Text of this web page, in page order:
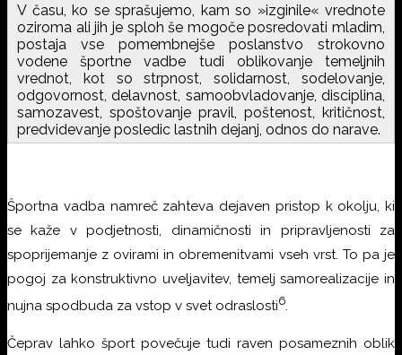
V času, ko se sprašujemo, kam so »izginile« vrednote
oziroma ali jih je sploh še mogoče posredovati mladim,
postaja vse pomembnejše poslanstvo strokovno
vodene športne vadbe tudi oblikovanje temeljnih
vrednot, kot so strpnost, solidarnost, sodelovanje,
odgovornost, delavnost, samoobvladovanje, disciplina,
samozavest, spoštovanje pravil, poštenost, kritičnost,
predvidevanje posledic lastnih dejanj, odnos do narave.
Športna vadba namreč zahteva dejaven pristop k okolju, ki
se kaže v podjetnosti, dinamičnosti in pripravljenosti za
spoprijemanje z ovirami in obremenitvami vseh vrst. To pa je
pogoj za konstruktivno uveljavitev, temelj samorealizacije in
nujna spodbuda za vstop v svet odraslosti6.
Čeprav lahko šport povečuje tudi raven posameznih oblik